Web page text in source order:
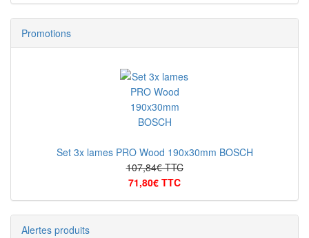
Promotions
Set 3x lames PRO Wood 190x30mm BOSCH
107,84€ TTC
71,80€ TTC
Alertes produits